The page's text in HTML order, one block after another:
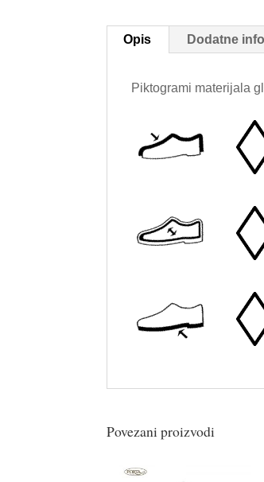
Opis Dodatne
Piktogrami materijala
Povezani proizvodi